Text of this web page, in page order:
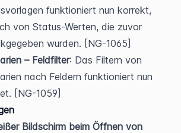
funktioniert nun korrekt,
von Status-Werten, die zuvor
wurden. [NG-1065]
– Feldfilter: Das Filtern von
nach Feldern funktioniert nun
[NG-1059]
Bildschirm beim Öffnen von